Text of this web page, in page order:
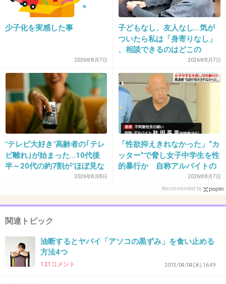
31. 匿名2013/05/08(水) 07:51:15
婦人科のクリニック勤務です。
診察で、膣を観察するために覗くためクスコと
いう金属の筒を入れるのですが、太さは種類豊
富です。
何人もお子さんを産んだおばさまは細いサイズ
で、自称性行為無しの女性がぶっといサイズと
か、よくあります。
筋肉が締まってるか緩んでるかで、かなり変わ
るみたいですね。
子宮脱を予防するために運動されてる方は、締
32. 匿名2013/05/08(水) 07:51:32
少子化を実感した事
2026年8月7日
子どもなし、友人なし…気が
ついたら私は「身寄りなし」
、相談できるのはどこの
誰？ 「家族がいること」が
前提の世の中、でも孤立は誰
にでも起きる
2026年8月7日
"テレビ大好き"高齢者の｢テレ
ビ離れ｣が始まった…10代後
半～20代の約7割が"ほぼ見な
い"衝撃の最新データ2026年8月8日
「性欲抑えきれなかった」“カ
ッター”で脅し女子中学生を性
的暴行か 自称アルバイトの
2026年8月7日
Recommended by
関連トピック
油断するとヤバイ「アソコの黒ずみ」を食い止める
方法4つ
121コメント 2013/04/04(木) 16:49